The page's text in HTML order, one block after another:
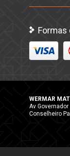
Formas
WERMAR
Av
Conselheiro